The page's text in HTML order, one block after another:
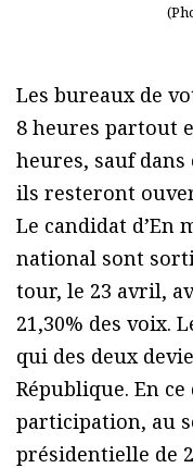
Les bureaux de
8 heures partout
heures, sauf
ils resteront
Le candidat d’En
national sont
tour, le 23 avril,
21,30% des voix.
qui des deux
République. En
participation, au
présidentielle de